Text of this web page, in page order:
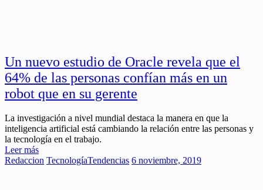
Un nuevo estudio de Oracle revela que el
64% de las personas confían más en un
robot que en su gerente
La investigación a nivel mundial destaca la manera en que la
inteligencia artificial está cambiando la relación entre las personas y
la tecnología en el trabajo.
Leer más
Redaccion TecnologíaTendencias 6 noviembre, 2019